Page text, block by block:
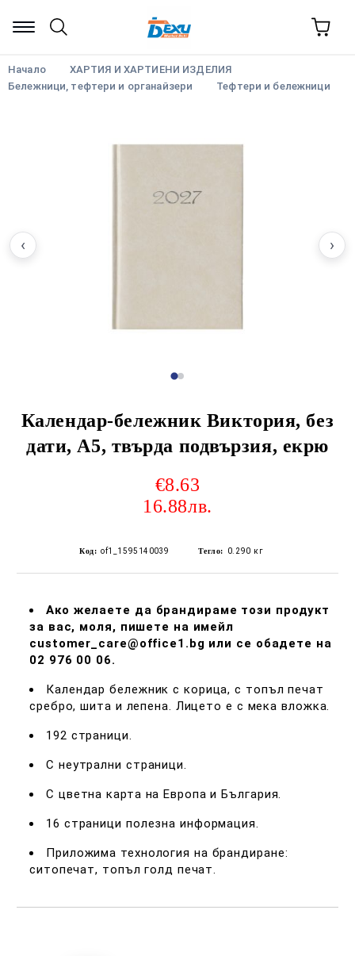
Начало
ХАРТИЯ И ХАРТИЕНИ ИЗДЕЛИЯ
Бележници, тефтери и органайзери
Тефтери и бележници
Календар-бележник Виктория, без
дати, A5, твърда подвързия, екрю
€8.63
16.88лв.
Код: of1_1595140039 Тегло: 0.290 кг
Ако желаете да брандираме този продукт
за вас, моля, пишете на имейл
customer_care@office1.bg или се обадете на
02 976 00 06.
Календар бележник с корица, с топъл печат
сребро, шита и лепена. Лицето е с мека вложка.
192 страници.
С неутрални страници.
С цветна карта на Европа и България.
16 страници полезна информация.
Приложима технология на брандиране:
ситопечат, топъл голд печат.
‹ ›